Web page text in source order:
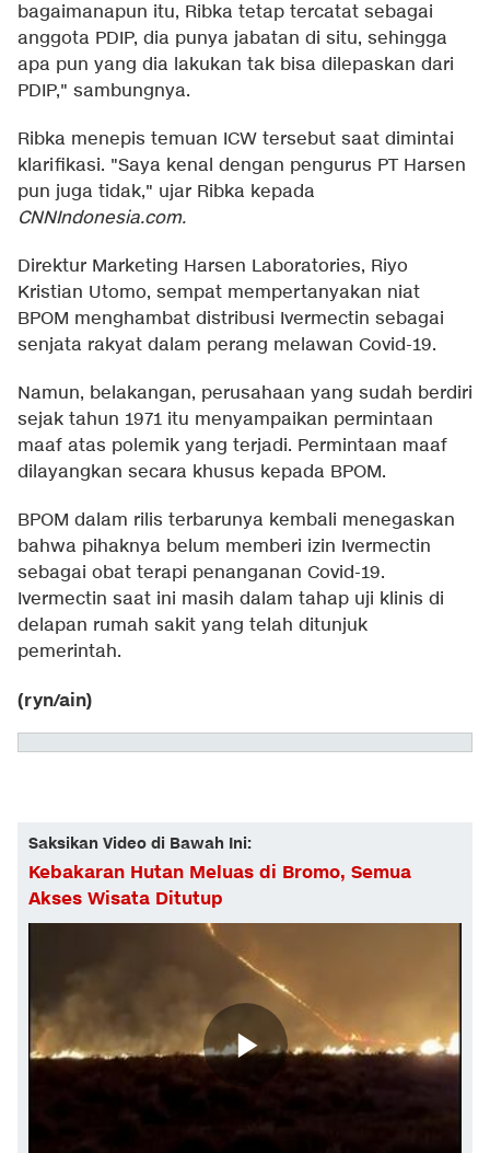
bagaimanapun itu, Ribka tetap tercatat sebagai
anggota PDIP, dia punya jabatan di situ, sehingga
apa pun yang dia lakukan tak bisa dilepaskan dari
PDIP," sambungnya.
Ribka menepis temuan ICW tersebut saat dimintai
klarifikasi. "Saya kenal dengan pengurus PT Harsen
pun juga tidak," ujar Ribka kepada
CNNIndonesia.com.
Direktur Marketing Harsen Laboratories, Riyo
Kristian Utomo, sempat mempertanyakan niat
BPOM menghambat distribusi Ivermectin sebagai
senjata rakyat dalam perang melawan Covid-19.
Namun, belakangan, perusahaan yang sudah berdiri
sejak tahun 1971 itu menyampaikan permintaan
maaf atas polemik yang terjadi. Permintaan maaf
dilayangkan secara khusus kepada BPOM.
BPOM dalam rilis terbarunya kembali menegaskan
bahwa pihaknya belum memberi izin Ivermectin
sebagai obat terapi penanganan Covid-19.
Ivermectin saat ini masih dalam tahap uji klinis di
delapan rumah sakit yang telah ditunjuk
pemerintah.
(ryn/ain)
Saksikan Video di Bawah Ini:
Kebakaran Hutan Meluas di Bromo, Semua
Akses Wisata Ditutup